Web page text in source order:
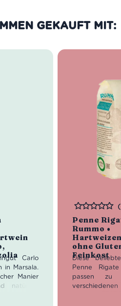
GEKAUFT MIT:
Carlo
in Marsala.
Manier
natürlich
führt
Penne
Rummo •
ohne
Feinkost
Bewertet
Diese
Penne
passen zu